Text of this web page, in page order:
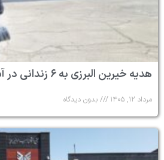
هدیه خیرین البرزی به ۶ زندانی در آستانه اربعین
مرداد ۱۲, ۱۴۰۵ بدون دیدگاه